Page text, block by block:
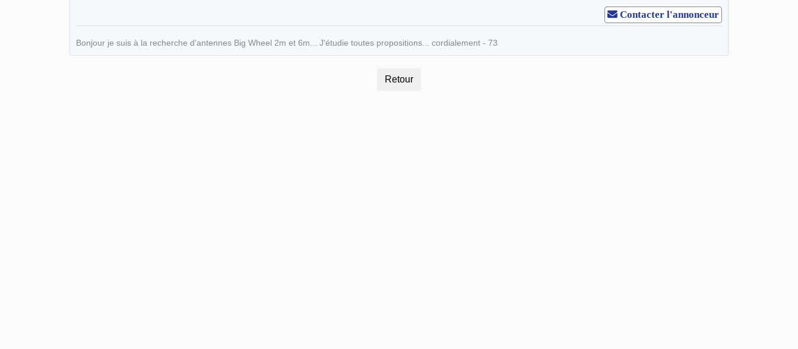
Contacter l'annonceur
Bonjour je suis à la recherche d'antennes Big Wheel 2m et 6m... J'étudie toutes propositions... cordialement - 73